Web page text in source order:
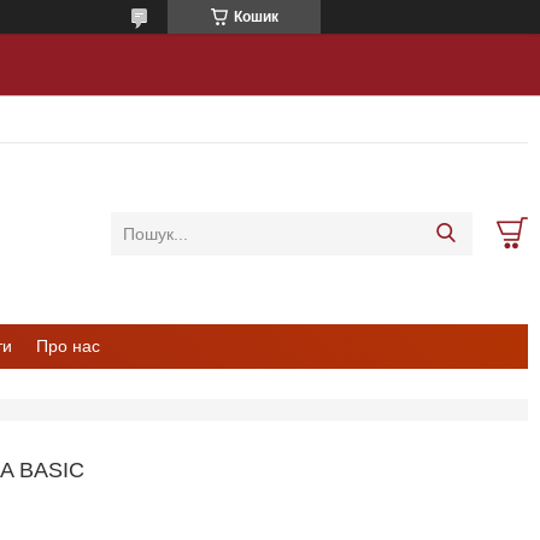
Кошик
Про нас
BASIC